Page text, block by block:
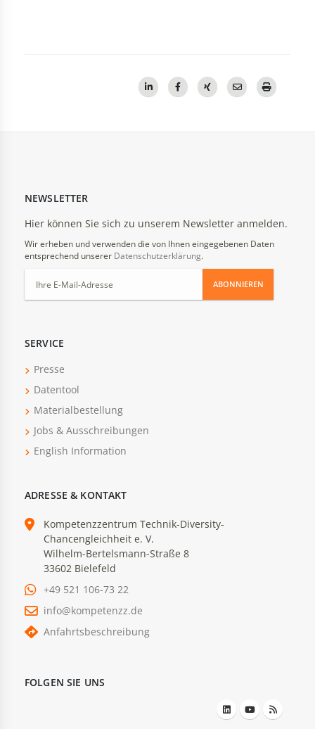
NEWSLETTER
Hier können Sie sich zu unserem Newsletter anmelden.
Wir erheben und verwenden die von Ihnen eingegebenen Daten
entsprechend unserer Datenschutzerklärung.
ABONNIEREN
SERVICE
Presse
Datentool
Materialbestellung
Jobs & Ausschreibungen
English Information
ADRESSE & KONTAKT
Kompetenzzentrum Technik-Diversity-
Chancengleichheit e. V.
Wilhelm-Bertelsmann-Straße 8
33602 Bielefeld
+49 521 106-73 22
info@kompetenzz.de
Anfahrtsbeschreibung
FOLGEN SIE UNS